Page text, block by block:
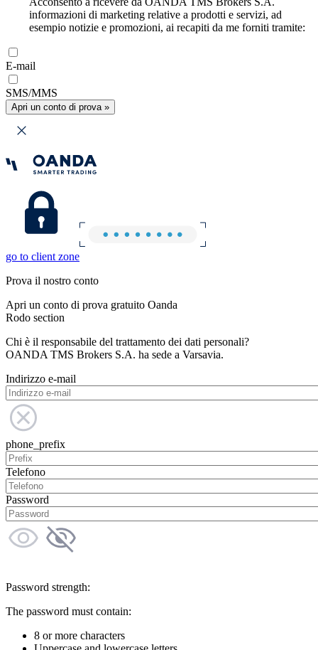
informazioni di marketing relative a prodotti e servizi, ad
esempio notizie e promozioni, ai recapiti da me forniti tramite:
E-mail
SMS/MMS
Apri un conto di prova »
go to client zone
Prova il nostro conto
Apri un conto di prova gratuito Oanda
Rodo section
Chi è il responsabile del trattamento dei dati personali?
OANDA TMS Brokers S.A. ha sede a Varsavia.
Indirizzo e-mail
phone_prefix
Telefono
Password
Password strength:
The password must contain:
8 or more characters